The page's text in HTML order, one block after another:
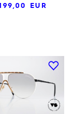
EUR